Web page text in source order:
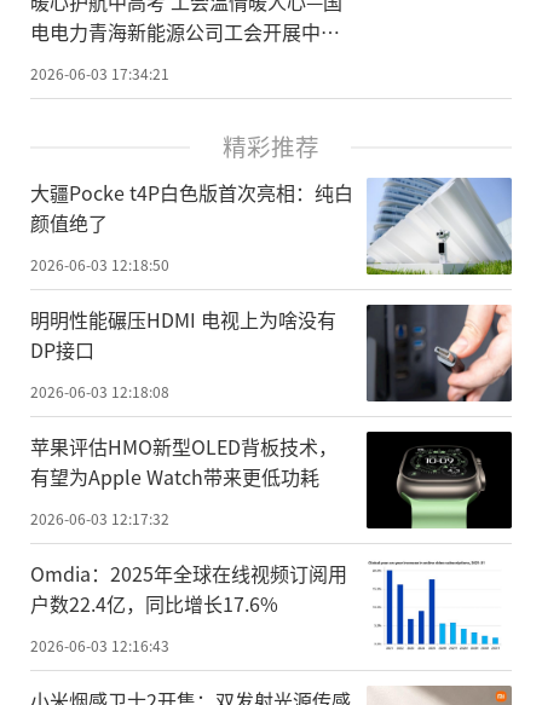
电电力青海新能源公司工会开展中高
考职工子女慰问
2026-06-03 17:34:21
精彩推荐
大疆Pocke t4P白色版首次亮相：纯白
颜值绝了
2026-06-03 12:18:50
明明性能碾压HDMI 电视上为啥没有
DP接口
2026-06-03 12:18:08
苹果评估HMO新型OLED背板技术，
有望为Apple Watch带来更低功耗
2026-06-03 12:17:32
Omdia：2025年全球在线视频订阅用
户数22.4亿，同比增长17.6%
2026-06-03 12:16:43